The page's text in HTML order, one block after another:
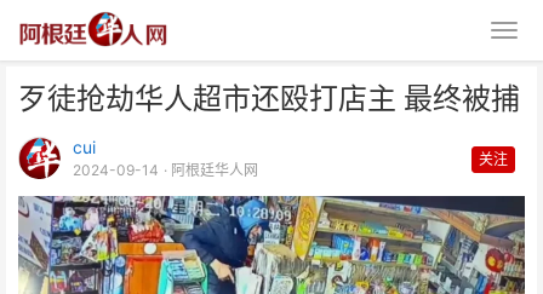
歹徒抢劫华人超市还殴打店主 最终被捕
cui
2024-09-14 · 阿根廷华人网
关注
歹徒抢劫华人超市还殴打店主 最